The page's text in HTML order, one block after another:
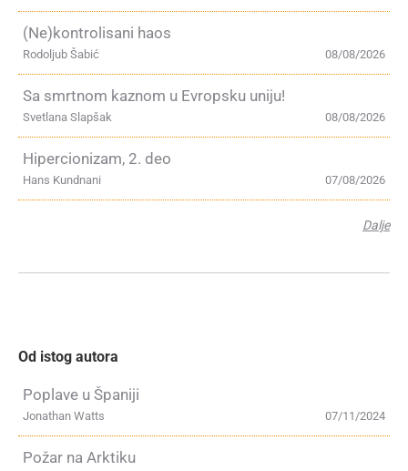
(Ne)kontrolisani haos
08/08/2026
Rodoljub Šabić
Sa smrtnom kaznom u Evropsku uniju!
08/08/2026
Svetlana Slapšak
Hipercionizam, 2. deo
07/08/2026
Hans Kundnani
Dalje
Od istog autora
Poplave u Španiji
07/11/2024
Jonathan Watts
Požar na Arktiku